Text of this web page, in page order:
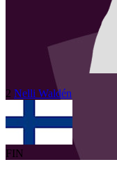
2 Nelli Waldén
FIN